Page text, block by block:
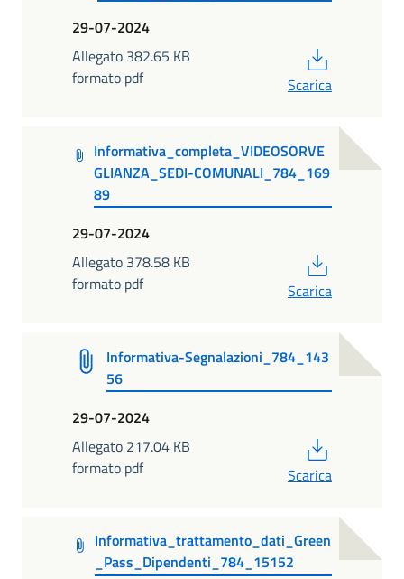
29-07-2024
Allegato 382.65 KB
formato pdf
Scarica
Informativa_completa_VIDEOSORVE
GLIANZA_SEDI-COMUNALI_784_169
89
29-07-2024
Allegato 378.58 KB
formato pdf
Scarica
Informativa-Segnalazioni_784_143
56
29-07-2024
Allegato 217.04 KB
formato pdf
Scarica
Informativa_trattamento_dati_Green
_Pass_Dipendenti_784_15152